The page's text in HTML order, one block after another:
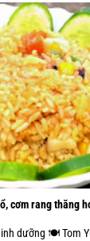
cơm rang thăng
dưỡng 🍽 Tom